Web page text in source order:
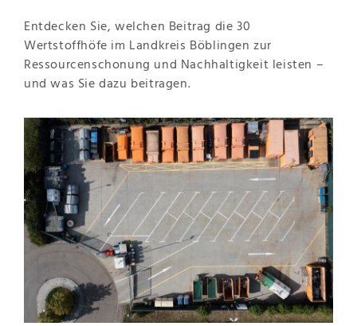
Entdecken Sie, welchen Beitrag die 30
Wertstoffhöfe im Landkreis Böblingen zur
Ressourcenschonung und Nachhaltigkeit leisten –
und was Sie dazu beitragen.